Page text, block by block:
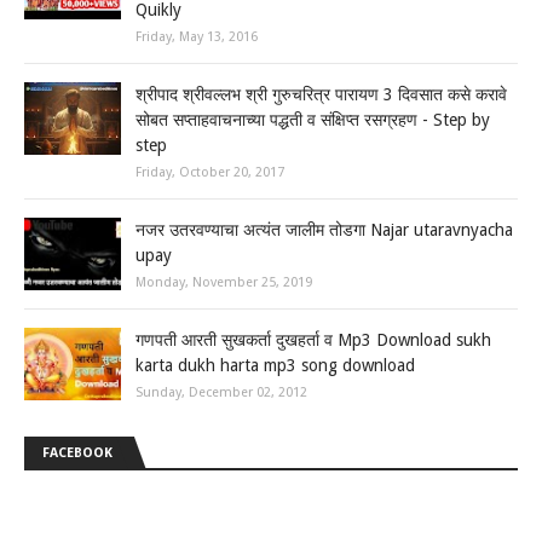
Quikly
Friday, May 13, 2016
श्रीपाद श्रीवल्लभ श्री गुरुचरित्र पारायण 3 दिवसात कसे करावे
सोबत सप्ताहवाचनाच्या पद्धती व संक्षिप्त रसग्रहण - Step by
step
Friday, October 20, 2017
नजर उतरवण्याचा अत्यंत जालीम तोडगा Najar utaravnyacha
upay
Monday, November 25, 2019
गणपती आरती सुखकर्ता दुखहर्ता व Mp3 Download sukh
karta dukh harta mp3 song download
Sunday, December 02, 2012
FACEBOOK